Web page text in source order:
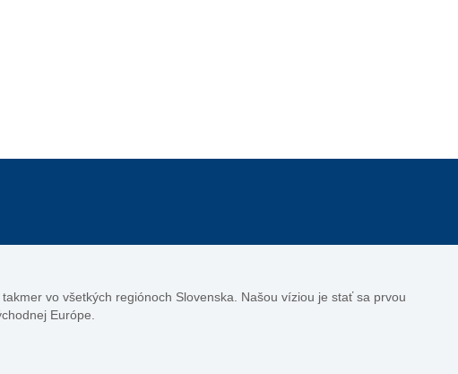
vo všetkých regiónoch Slovenska. Našou víziou je stať sa prvou
Európe.